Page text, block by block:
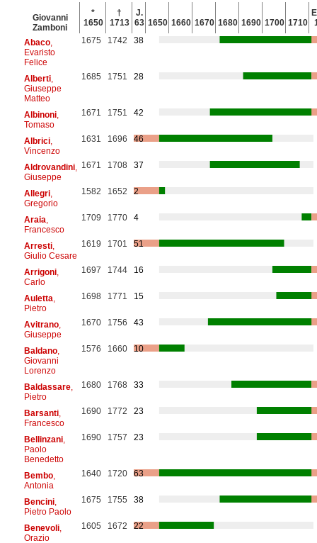
Giovanni
Zamboni
*
1650
†
1713
J.
63 1650 1660 1670 1680 1690 1700 1710
Abaco,
Evaristo
Felice
1675 1742 38
Alberti,
Giuseppe
Matteo
1685 1751 28
Albinoni,
Tomaso
1671 1751 42
Albrici,
Vincenzo
1631 1696 46
Aldrovandini,
Giuseppe
1671 1708 37
Allegri,
Gregorio
1582 1652 2
Araia
Francesco
1709 1770 4
Arresti,
Giulio Cesare
1619 1701 51
Arrigoni,
Carlo
1697 1744 16
Auletta
Pietro
1698 1771 15
Avitrano,
Giuseppe
1670 1756 43
Baldano,
Giovanni
Lorenzo
1576 1660 10
Baldassare,
Pietro
1680 1768 33
Barsanti,
Francesco
1690 1772 23
Bellinzani,
Paolo
Benedetto
1690 1757 23
Bembo,
Antonia
1640 1720 63
Bencini,
Pietro Paolo
1675 1755 38
Benevoli,
Orazio
1605 1672 22